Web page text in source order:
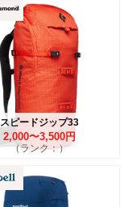
スピードジップ33
2,000〜3,500円
（ランク：）